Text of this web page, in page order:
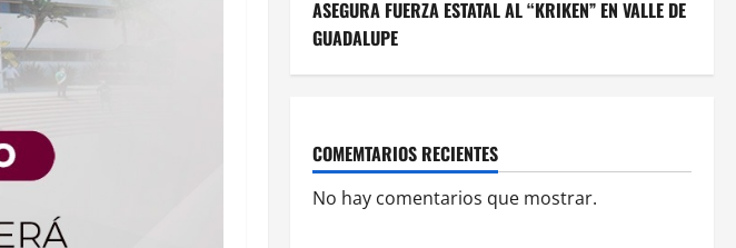
ASEGURA FUERZA ESTATAL AL “KRIKEN” EN VALLE DE
GUADALUPE
COMEMTARIOS RECIENTES
No hay comentarios que mostrar.